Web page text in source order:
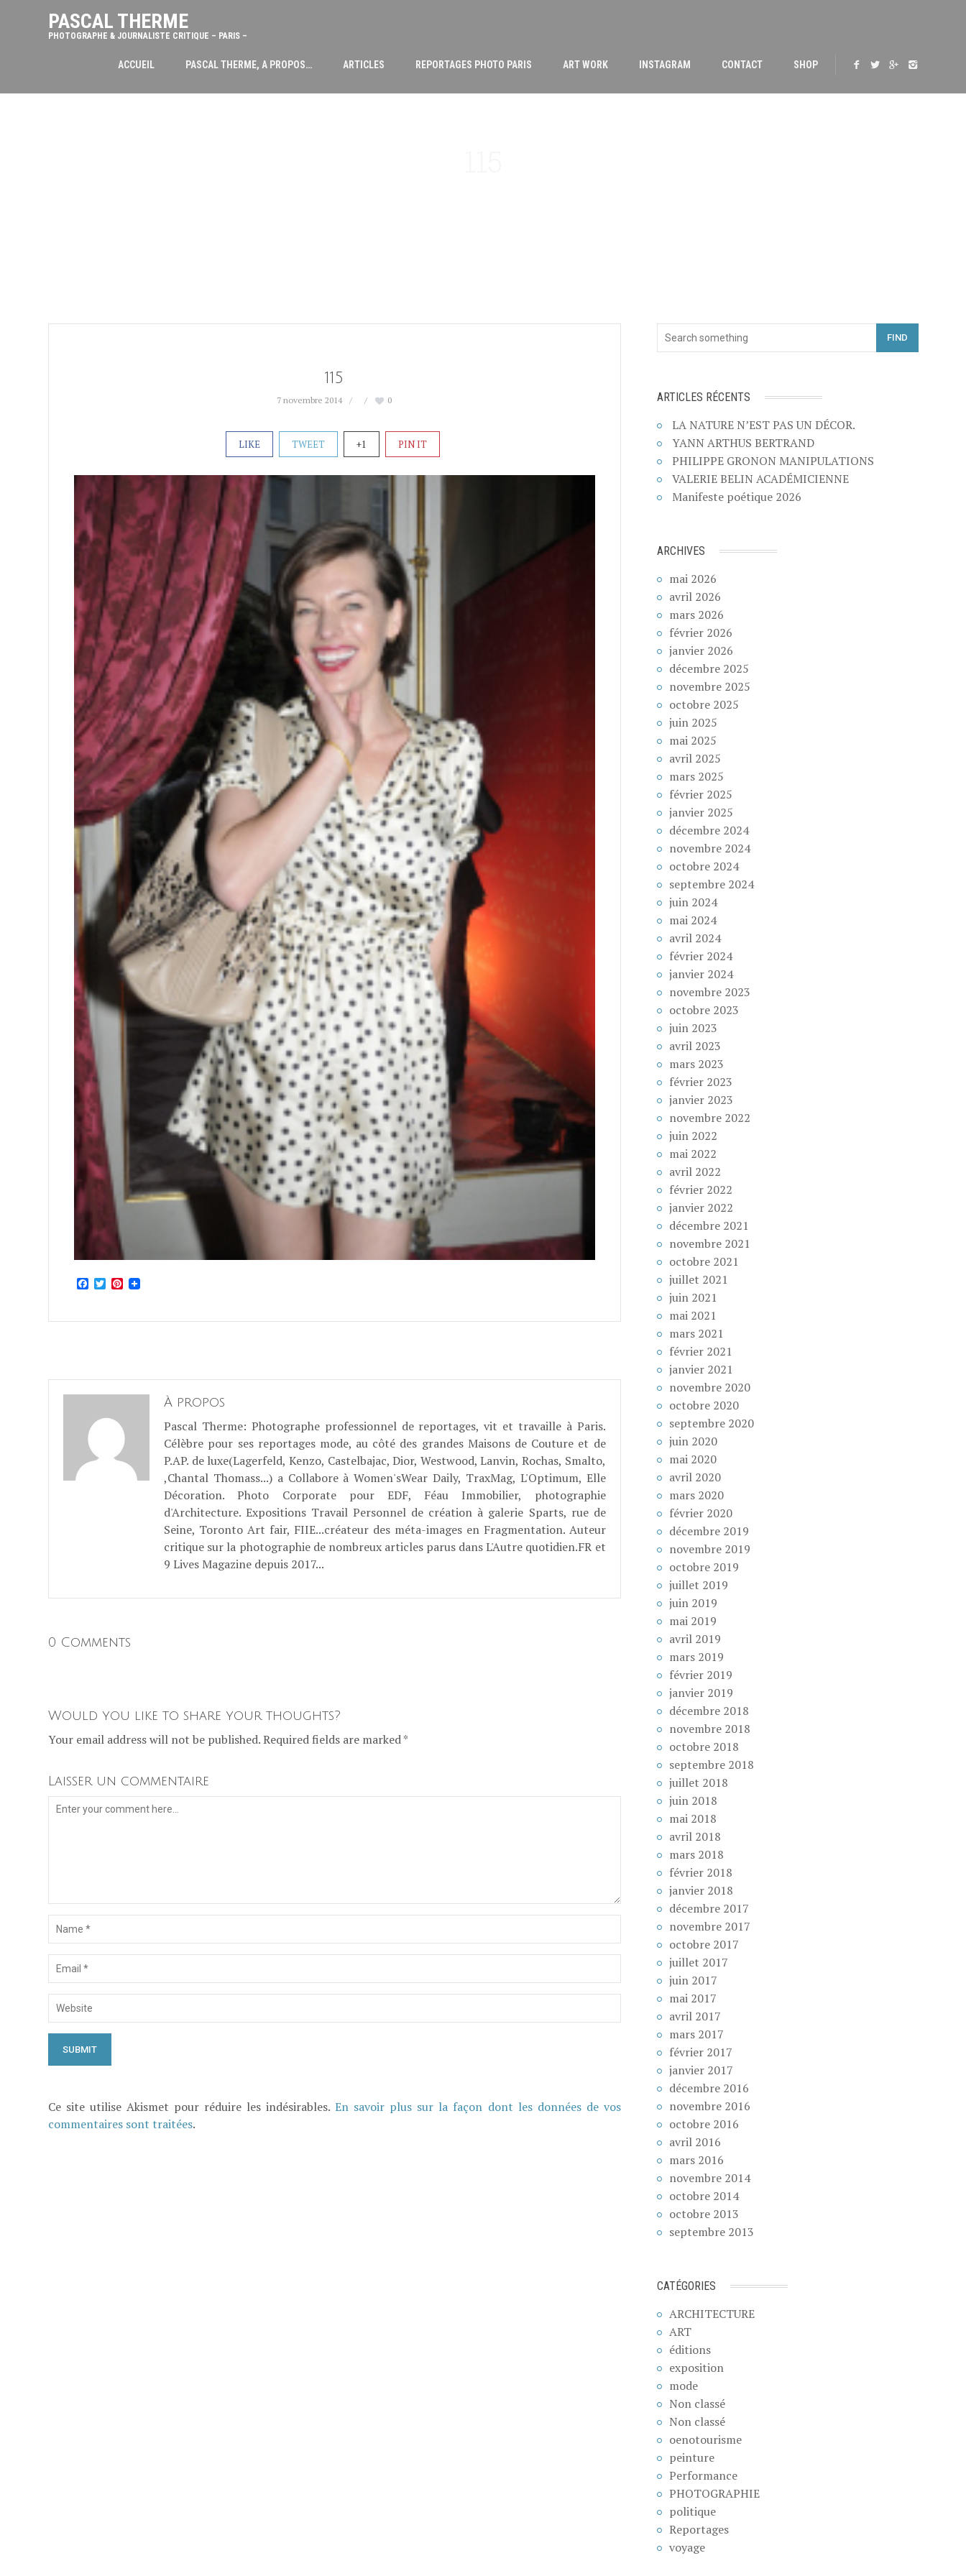
PASCAL THERME
PHOTOGRAPHE & JOURNALISTE CRITIQUE – PARIS –
ACCUEIL PASCAL THERME, A PROPOS… ARTICLES REPORTAGES PHOTO PARIS ART WORK INSTAGRAM CONTACT SHOP
115
7 novembre 2014 0
LIKE TWEET +1 PIN IT
Facebook
TwitterPinterest
À propos
Pascal Therme: Photographe professionnel de reportages, vit et travaille à Paris.
Célèbre pour ses reportages mode, au côté des grandes Maisons de Couture et de
P.AP. de luxe(Lagerfeld, Kenzo, Castelbajac, Dior, Westwood, Lanvin, Rochas, Smalto,
,Chantal Thomass...) a Collabore à Women'sWear Daily, TraxMag, L'Optimum, Elle
Décoration. Photo Corporate pour EDF, Féau Immobilier, photographie
d'Architecture. Expositions Travail Personnel de création à galerie Sparts, rue de
Seine, Toronto Art fair, FIIE...créateur des méta-images en Fragmentation. Auteur
critique sur la photographie de nombreux articles parus dans L'Autre quotidien.FR et
9 Lives Magazine depuis 2017...
0 Comments
Would you like to share your thoughts?
Your email address will not be published. Required fields are marked *
Laisser un commentaire
Ce site utilise Akismet pour réduire les indésirables.En savoir plus sur la façon dont les données de vos
commentaires sont traitées.
FIND
ARTICLES RÉCENTS
LA NATURE N’EST PAS UN DÉCOR.
YANN ARTHUS BERTRAND
PHILIPPE GRONON MANIPULATIONS
VALERIE BELIN ACADÉMICIENNE
Manifeste poétique 2026
ARCHIVES
mai 2026
avril 2026
mars 2026
février 2026
janvier 2026
décembre 2025
novembre 2025
octobre 2025
juin 2025
mai 2025
avril 2025
mars 2025
février 2025
janvier 2025
décembre 2024
novembre 2024
octobre 2024
septembre 2024
juin 2024
mai 2024
avril 2024
février 2024
janvier 2024
novembre 2023
octobre 2023
juin 2023
avril 2023
mars 2023
février 2023
janvier 2023
novembre 2022
juin 2022
mai 2022
avril 2022
février 2022
janvier 2022
décembre 2021
novembre 2021
octobre 2021
juillet 2021
juin 2021
mai 2021
mars 2021
février 2021
janvier 2021
novembre 2020
octobre 2020
septembre 2020
juin 2020
mai 2020
avril 2020
mars 2020
février 2020
décembre 2019
novembre 2019
octobre 2019
juillet 2019
juin 2019
mai 2019
avril 2019
mars 2019
février 2019
janvier 2019
décembre 2018
novembre 2018
octobre 2018
septembre 2018
juillet 2018
juin 2018
mai 2018
avril 2018
mars 2018
février 2018
janvier 2018
décembre 2017
novembre 2017
octobre 2017
juillet 2017
juin 2017
mai 2017
avril 2017
mars 2017
février 2017
janvier 2017
décembre 2016
novembre 2016
octobre 2016
avril 2016
mars 2016
novembre 2014
octobre 2014
octobre 2013
septembre 2013
CATÉGORIES
ARCHITECTURE
ART
éditions
exposition
mode
Non classé
Non classé
oenotourisme
peinture
Performance
PHOTOGRAPHIE
politique
Reportages
voyage